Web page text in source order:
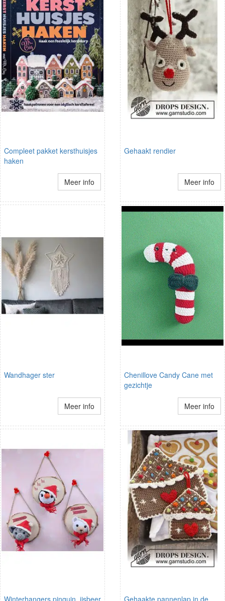
Compleet pakket kersthuisjes
haken
Meer info
Gehaakt rendier
Meer info
Wandhager ster
Meer info
Chenillove Candy Cane met
gezichtje
Meer info
Winterhangers pinguin, ijsbeer
Gehaakte pannenlap in de